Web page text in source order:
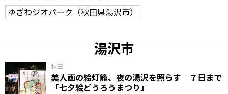
ゆざわジオパーク（秋田県湯沢市）
湯沢市
秋田
美人画の絵灯籠、夜の湯沢を照らす ７日まで
「七夕絵どうろうまつり」